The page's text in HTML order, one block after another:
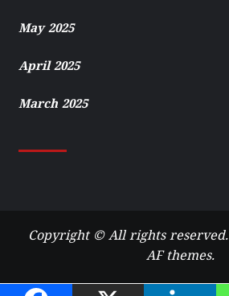
May 2025
April 2025
March 2025
Copyright © All rights reserved.
AF themes.